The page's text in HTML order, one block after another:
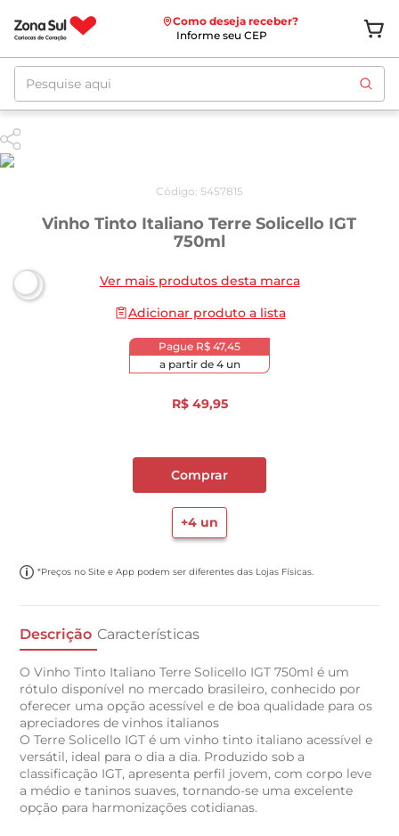
Como deseja receber?
Informe seu CEP
Pesquise aqui
Código: 5457815
Vinho Tinto Italiano Terre Solicello IGT
750ml
Ver mais produtos desta marca
Adicionar produto a lista
Pague R$ 47,45
a partir de 4un
R$ 49,95
Comprar
+4 un
*Preços no Site e App podem ser diferentes das Lojas Físicas.
Descrição Características
O Vinho Tinto Italiano Terre Solicello IGT 750ml é um
rótulo disponível no mercado brasileiro, conhecido por
oferecer uma opção acessível e de boa qualidade para os
apreciadores de vinhos italianos
O Terre Solicello IGT é um vinho tinto italiano acessível e
versátil, ideal para o dia a dia. Produzido sob a
classificação IGT, apresenta perfil jovem, com corpo leve
a médio e taninos suaves, tornando-se uma excelente
opção para harmonizações cotidianas.